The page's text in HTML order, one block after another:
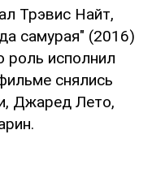
Трэвис Найт,
самурая" (2016)
роль исполнил
снялись
Джаред Лето,